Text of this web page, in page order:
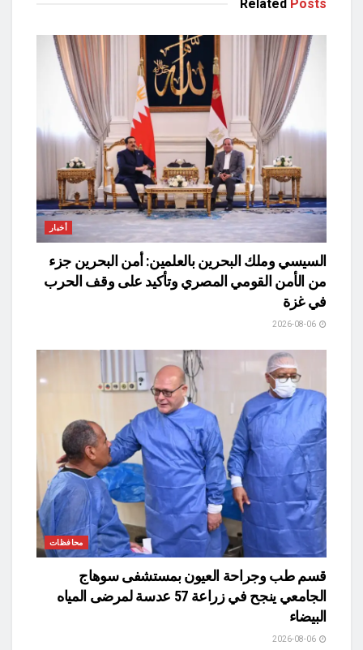
Related Posts
أخبار
السيسي وملك البحرين بالعلمين: أمن البحرين جزء
من الأمن القومي المصري وتأكيد على وقف الحرب
في غزة
محافظات
قسم طب وجراحة العيون بمستشفى سوهاج
الجامعي ينجح في زراعة 57 عدسة لمرضى المياه
البيضاء